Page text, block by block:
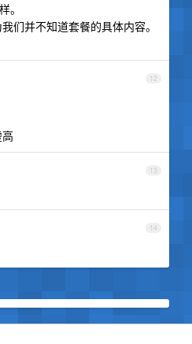
。
们并不知道套餐的具体内容。
12
13
14